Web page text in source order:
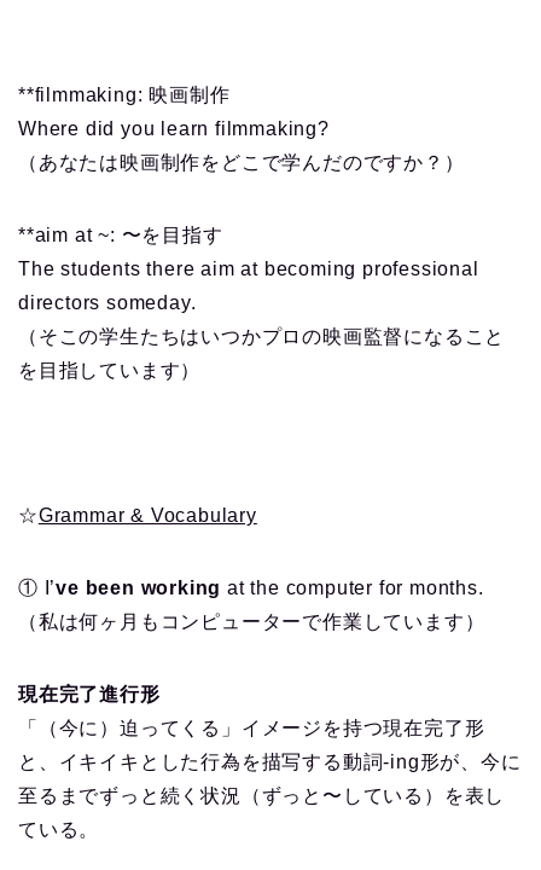
**filmmaking: 映画制作
Where did you learn filmmaking?
（あなたは映画制作をどこで学んだのですか？）
**aim at ~: 〜を目指す
The students there aim at becoming professional
directors someday.
（そこの学生たちはいつかプロの映画監督になること
を目指しています）
☆Grammar & Vocabulary
① I’ve been working at the computer for months.
（私は何ヶ月もコンピューターで作業しています）
現在完了進行形
「（今に）迫ってくる」イメージを持つ現在完了形
と、イキイキとした行為を描写する動詞-ing形が、今に
至るまでずっと続く状況（ずっと〜している）を表し
ている。